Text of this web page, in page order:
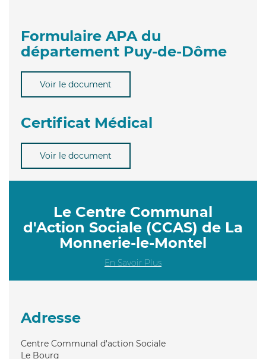
Formulaire APA du
département Puy-de-Dôme
Voir le document
Certificat Médical
Voir le document
Le Centre Communal
d'Action Sociale (CCAS) de La
Monnerie-le-Montel
En Savoir Plus
Adresse
Centre Communal d'action Sociale
Le Bourg